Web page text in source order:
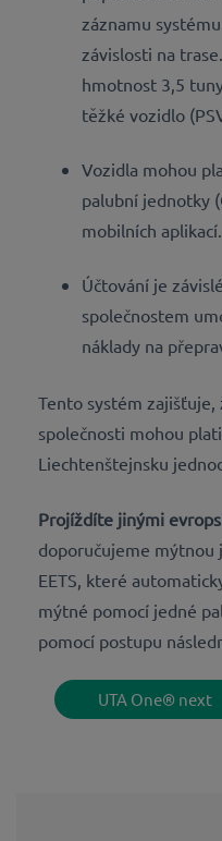
záznamu
závislosti na
hmotnost 3,5
těžké vozidlo
Vozidla mohou
palubní jednotky
mobilních aplikací.
Účtování je
společnostem
náklady na
Tento systém zajišťuje,
společnosti mohou
Liechtenštejnsku
Projíždíte jinými
doporučujeme
EETS, které
mýtné pomocí jedné
pomocí postupu
UTA One® next